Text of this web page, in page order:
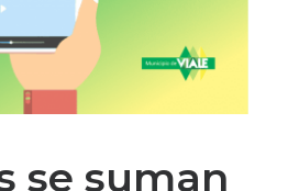
se suman